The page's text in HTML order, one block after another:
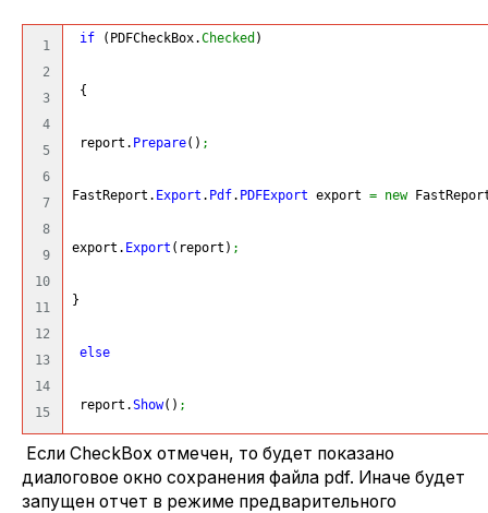
1
2
3
4
5
6
7
8
9
10
11
12
13
14
if ( PDFCheckBox.Checked )
{
report. Prepare( ) ;
FastReport. Export . Pdf. PDFExport export = new
export. Export ( report ) ;
}
else
report.Show( ) ;
Если CheckBox отмечен, то будет показано
диалоговое окно сохранения файла pdf. Иначе будет
запущен отчет в режиме предварительного